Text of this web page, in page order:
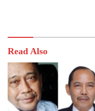
Read Also